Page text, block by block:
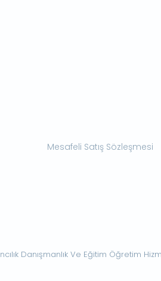
Mesafeli Satış Sözleşmesi
Danışmanlık Ve Eğitim Öğretim